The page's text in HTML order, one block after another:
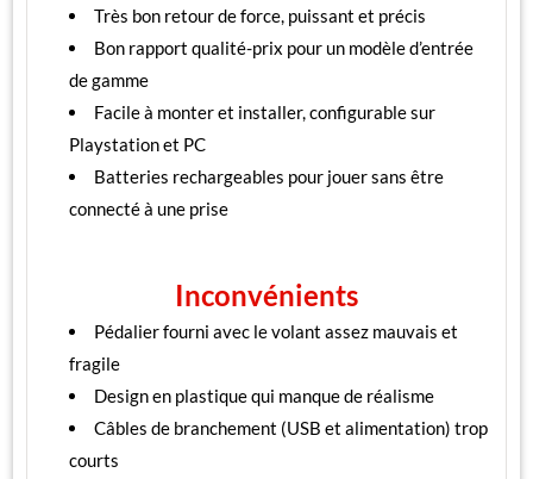
Très bon retour de force, puissant et précis
Bon rapport qualité-prix pour un modèle d’entrée
de gamme
Facile à monter et installer, configurable sur
Playstation et PC
Batteries rechargeables pour jouer sans être
connecté à une prise
Inconvénients
Pédalier fourni avec le volant assez mauvais et
fragile
Design en plastique qui manque de réalisme
Câbles de branchement (USB et alimentation) trop
courts